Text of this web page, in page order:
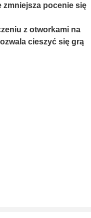
zmniejsza pocenie się
z otworkami na
cieszyć się grą